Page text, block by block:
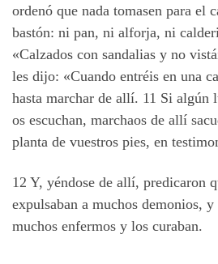
ordenó que nada tomasen para el
bastón: ni pan, ni alforja, ni
«Calzados con sandalias y no
les dijo: «Cuando entréis en una
hasta marchar de allí. 11 Si algún
os escuchan, marchaos de allí
planta de vuestros pies, en
12 Y, yéndose de allí, predicaron
expulsaban a muchos demonios,
muchos enfermos y los curaban.